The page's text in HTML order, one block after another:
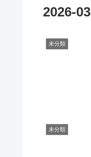
2026-03
未分類
未分類